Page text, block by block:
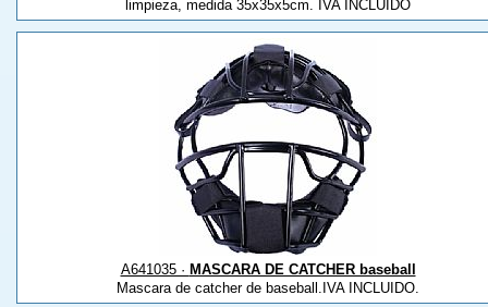
limpieza, medida 35x35x5cm. IVA INCLUIDO
A641035 · MASCARA DE CATCHER baseball
Mascara de catcher de baseball.IVA INCLUIDO.